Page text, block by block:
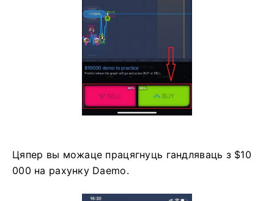
Цяпер вы можаце працягнуць гандляваць з $10
000 на рахунку Daemo.